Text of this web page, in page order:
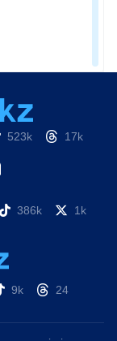
523k 17k
386k
1k
9k 24